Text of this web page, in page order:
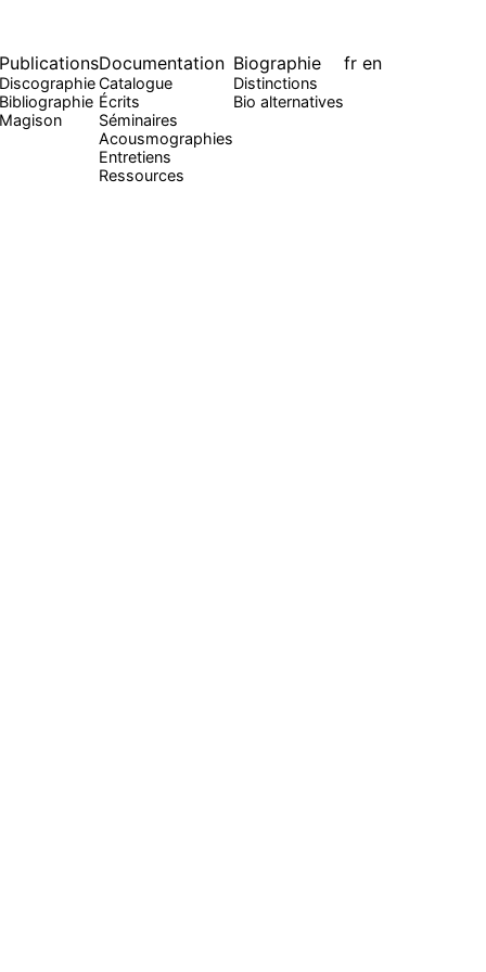
Publications
Discographie
Bibliographie
Magison
Documentation
Catalogue
Écrits
Séminaires
Acousmographies
Entretiens
Ressources
Biographie
Distinctions
Bio alternatives
fr en